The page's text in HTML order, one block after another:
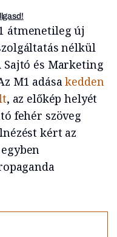
átmenetileg új
nélkül
Sajtó és Marketing
M1 adásakedden
, az előkép helyét
fehér szöveg
kért az